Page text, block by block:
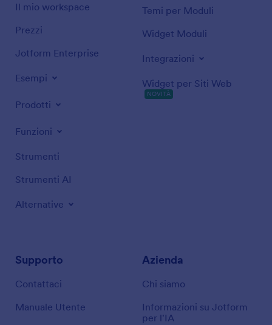
Il mio workspace
Prezzi
Jotform Enterprise
Esempi
Prodotti
Funzioni
Strumenti
Strumenti AI
Alternative
Temi per Moduli
Widget Moduli
Integrazioni
Widget per Siti Web
NOVITÀ
Supporto
Contattaci
Manuale Utente
Azienda
Chi siamo
Informazioni su Jotform
per l'IA